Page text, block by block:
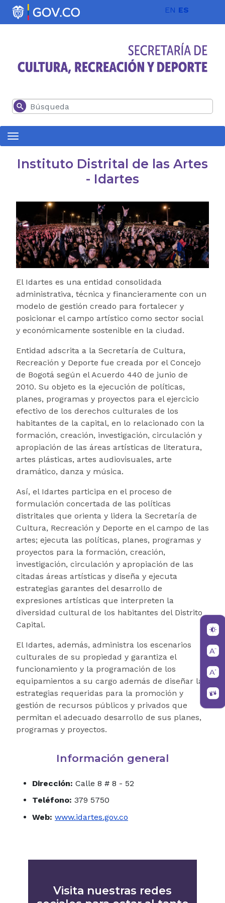
Pasar al contenido principal EN ES
Buscar
Instituto Distrital de las Artes
- Idartes
El Idartes es una entidad consolidada
administrativa, técnica y financieramente con un
modelo de gestión creado para fortalecer y
posicionar el campo artístico como sector social
y económicamente sostenible en la ciudad.
Entidad adscrita a la Secretaría de Cultura,
Recreación y Deporte fue creada por el Concejo
de Bogotá según el Acuerdo 440 de junio de
2010. Su objeto es la ejecución de políticas,
planes, programas y proyectos para el ejercicio
efectivo de los derechos culturales de los
habitantes de la capital, en lo relacionado con la
formación, creación, investigación, circulación y
apropiación de las áreas artísticas de literatura,
artes plásticas, artes audiovisuales, arte
dramático, danza y música.
Así, el Idartes participa en el proceso de
formulación concertada de las políticas
distritales que orienta y lidera la Secretaría de
Cultura, Recreación y Deporte en el campo de las
artes; ejecuta las políticas, planes, programas y
proyectos para la formación, creación,
investigación, circulación y apropiación de las
citadas áreas artísticas y diseña y ejecuta
estrategias garantes del desarrollo de
expresiones artísticas que interpreten la
diversidad cultural de los habitantes del Distrito
Capital.
El Idartes, además, administra los escenarios
culturales de su propiedad y garantiza el
funcionamiento y la programación de los
equipamientos a su cargo además de diseñar las
estrategias requeridas para la promoción y
gestión de recursos públicos y privados que
permitan el adecuado desarrollo de sus planes,
programas y proyectos.
Información general
Dirección: Calle 8 # 8 - 52
Teléfono: 379 5750
Web: www.idartes.gov.co
Visita nuestras redes